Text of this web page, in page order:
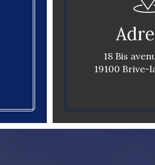
18 Bis
19100 Brive-